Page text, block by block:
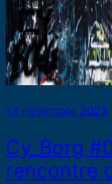
13 novembre 2023
Cy_Borg
rencontre